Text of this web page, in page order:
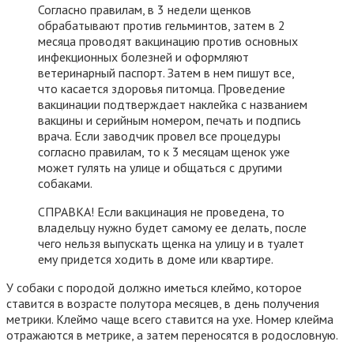
Согласно правилам, в 3 недели щенков
обрабатывают против гельминтов, затем в 2
месяца проводят вакцинацию против основных
инфекционных болезней и оформляют
ветеринарный паспорт. Затем в нем пишут все,
что касается здоровья питомца. Проведение
вакцинации подтверждает наклейка с названием
вакцины и серийным номером, печать и подпись
врача. Если заводчик провел все процедуры
согласно правилам, то к 3 месяцам щенок уже
может гулять на улице и общаться с другими
собаками.
СПРАВКА! Если вакцинация не проведена, то
владельцу нужно будет самому ее делать, после
чего нельзя выпускать щенка на улицу и в туалет
ему придется ходить в доме или квартире.
У собаки с породой должно иметься клеймо, которое
ставится в возрасте полутора месяцев, в день получения
метрики. Клеймо чаще всего ставится на ухе. Номер клейма
отражаются в метрике, а затем переносятся в родословную.